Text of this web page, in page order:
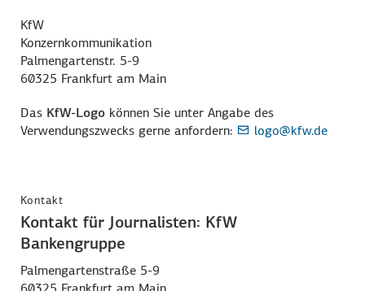
KfW
Konzernkommunikation
Palmengartenstr. 5-9
60325 Frankfurt am Main
Das KfW-Logo können Sie unter Angabe des
Verwendungszwecks gerne anfordern:
logo@kfw.de
Kontakt
Kontakt für Journalisten: KfW
Bankengruppe
Palmengartenstraße 5-9